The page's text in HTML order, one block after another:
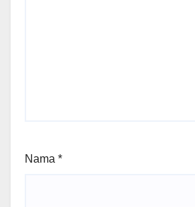
Nama *